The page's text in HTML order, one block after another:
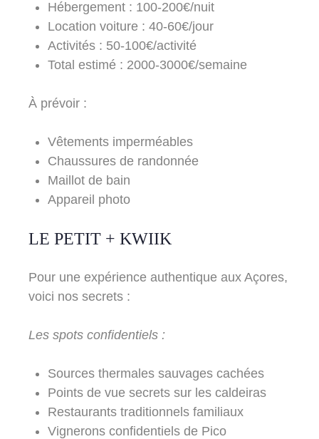
Hébergement : 100-200€/nuit
Location voiture : 40-60€/jour
Activités : 50-100€/activité
Total estimé : 2000-3000€/semaine
À prévoir :
Vêtements imperméables
Chaussures de randonnée
Maillot de bain
Appareil photo
LE PETIT + KWIIK
Pour une expérience authentique aux Açores,
voici nos secrets :
Les spots confidentiels :
Sources thermales sauvages cachées
Points de vue secrets sur les caldeiras
Restaurants traditionnels familiaux
Vignerons confidentiels de Pico